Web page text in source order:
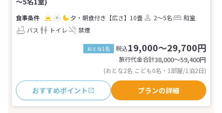
夕・朝食付き 【広さ】10畳 2～5名
和室
バス
トイレ 禁煙
おとな1名 税込19,000～29,700円
旅行代金合計38,000〜59,400円
(おとな2名 こども0名・1部屋/1泊2日)
おすすめポイント プランの詳細